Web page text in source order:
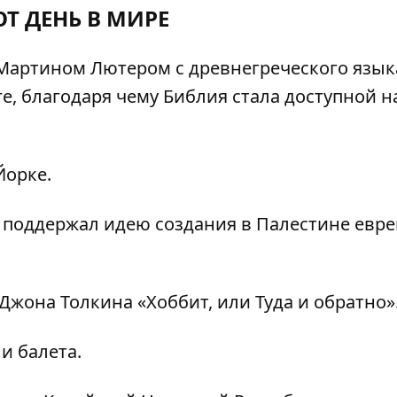
ДЕНЬ В МИРЕ
Лютером с древнегреческого
благодаря чему Библия стала доступной
идею создания в Палестине
Толкина «Хоббит, или Туда и
балета.